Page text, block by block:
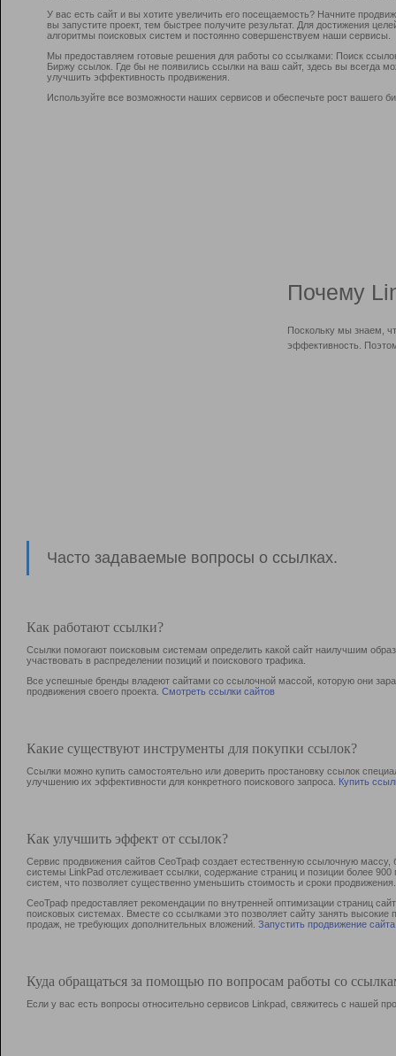
У вас есть сайт и вы хотите увеличить его посещаемость? Начните
вы запустите проект, тем быстрее получите результат. Для достижения
алгоритмы поисковых систем и постоянно совершенствуем наши сервисы.
Мы предоставляем готовые решения для работы со ссылками: Поиск
Биржу ссылок. Где бы не появились ссылки на ваш сайт, здесь вы всегда
улучшить эффективность продвижения.
Используйте все возможности наших сервисов и обеспечьте рост вашего
Почему
Поскольку мы знаем,
эффективность.
Часто задаваемые вопросы о ссылках.
Как работают ссылки?
Ссылки помогают поисковым системам определить какой сайт наилучшим
участвовать в раcпределении позиций и поискового трафика.
Все успешные бренды владеют сайтами со ссылочной массой, которую они
продвижения своего проекта. Смотреть ссылки сайтов
Какие существуют инструменты для покупки ссылок?
Ссылки можно купить самостоятельно или доверить простановку ссылок
улучшению их эффективности для конкретного поискового запроса. Купить
Как улучшить эффект от ссылок?
Сервис продвижения сайтов СеоТраф создает естественную ссылочную
системы LinkPad отслеживает ссылки, содержание страниц и позиции более
систем, что позволяет существенно уменьшить стоимость и сроки продвижения.
СеоТраф предоставляет рекомендации по внутренней оптимизации страниц
поисковых системах. Вместе со ссылками это позволяет сайту занять
продаж, не требующих дополнительных вложений. Запустить продвижение сайта
Куда обращаться за помощью по вопросам работы со
Если у вас есть вопросы относительно сервисов Linkpad, свяжитесь с нашей